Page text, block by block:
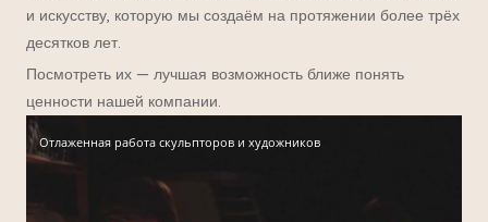
и искусству, которую мы создаём на протяжении более трёх
десятков лет.
Посмотреть их — лучшая возможность ближе понять
ценности нашей компании.
Отлаженная работа скульпторов и художников